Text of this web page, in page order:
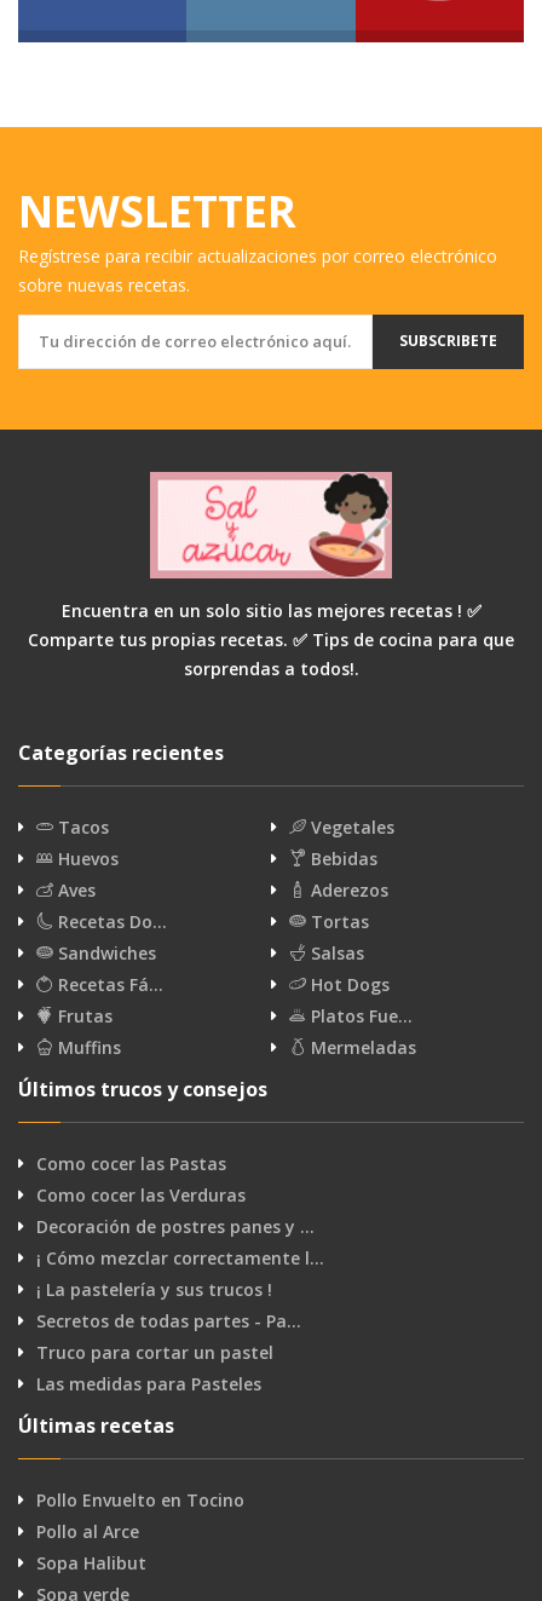
NEWSLETTER
Regístrese para recibir actualizaciones por correo electrónico
sobre nuevas recetas.
SUBSCRIBETE
Encuentra en un solo sitio las mejores recetas ! ✅
Comparte tus propias recetas. ✅ Tips de cocina para que
sorprendas a todos!.
Categorías recientes
Tacos
Vegetales
Huevos
Bebidas
Aves
Aderezos
Recetas Do…
Tortas
Sandwiches
Salsas
Recetas Fá…
Hot Dogs
Frutas
Platos Fue…
Muffins
Mermeladas
Últimos trucos y consejos
Como cocer las Pastas
Como cocer las Verduras
Decoración de postres panes y …
¡ Cómo mezclar correctamente l…
¡ La pastelería y sus trucos !
Secretos de todas partes - Pa…
Truco para cortar un pastel
Las medidas para Pasteles
Últimas recetas
Pollo Envuelto en Tocino
Pollo al Arce
Sopa Halibut
Sopa verde